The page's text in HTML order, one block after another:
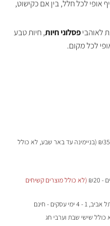
₪35 (בניימינה עד באר שבע, לא כולל
(לא כולל מוצרים קשיחים
- חינם
שישי שבת וערבי חג
אופי לכל חלל, בין אם כקישוט,
לאוהביפסלוני חיות, חיות טבע
לכל מקום.